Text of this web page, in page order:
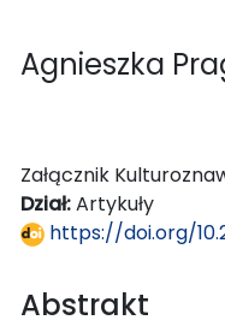
Agnieszka
Załącznik
Dział:Artykuły
https://doi.org/
Abstrakt